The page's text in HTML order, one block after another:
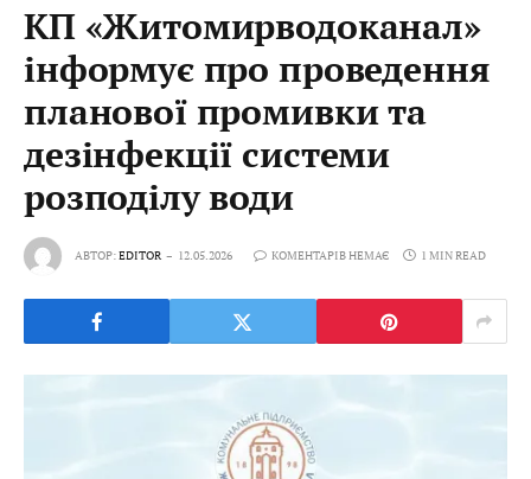
КП «Житомирводоканал»
інформує про проведення
планової промивки та
дезінфекції системи
розподілу води
АВТОР:EDITOR 12.05.2026 КОМЕНТАРІВ НЕМАЄ 1 MIN READ